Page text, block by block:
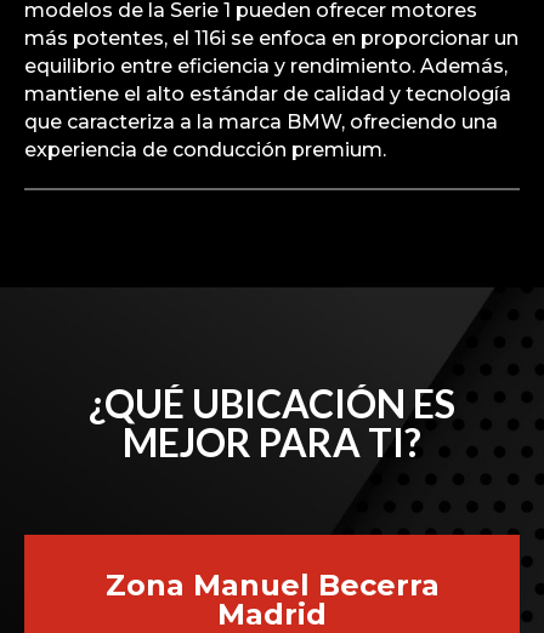
modelos de la Serie 1 pueden ofrecer motores
más potentes, el 116i se enfoca en proporcionar un
equilibrio entre eficiencia y rendimiento. Además,
mantiene el alto estándar de calidad y tecnología
que caracteriza a la marca BMW, ofreciendo una
experiencia de conducción premium.
¿QUÉ UBICACIÓN ES
MEJOR PARA TI?
Zona Manuel Becerra
Madrid